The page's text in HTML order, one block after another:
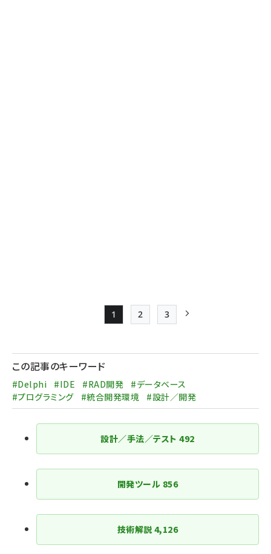
送
り
Page
1
Page
2
Page
3
この記事のキーワード
#Delphi #IDE #RAD開発
#データベース
#プログラミング
#統合開発環境 #設計／開発
設計／手法／テスト492
開発ツール 856
技術解説 4,126